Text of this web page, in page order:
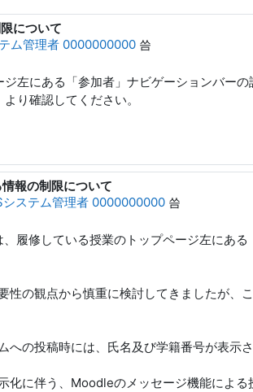
について
ム管理者 0000000000 씀
左にある「参加者」ナビゲーションバーの
り確認してください。
報の制限について
システム管理者 0000000000 씀
履修している授業のトップページ左にあ
性の観点から慎重に検討してきましたが
への投稿時には、氏名及び学籍番号が表示
化に伴う、Moodleのメッセージ機能によ